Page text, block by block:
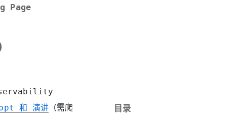
Page
和 演讲 （需爬
目录